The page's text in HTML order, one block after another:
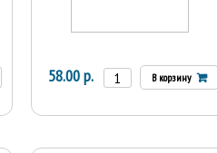
58.00 р. В корзину